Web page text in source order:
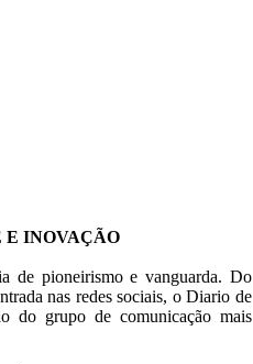
E INOVAÇÃO
de pioneirismo e vanguarda. Do
nas redes sociais, o Diario de
do grupo de comunicação mais